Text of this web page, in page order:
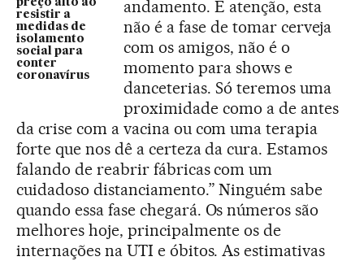
resistir a
medidas de
isolamento
social para
conter
coronavírus
andamento. E atenção, esta
não é a fase de tomar cerveja
com os amigos, não é o
momento para shows e
danceterias. Só teremos uma
proximidade como a de antes
da crise com a vacina ou com uma terapia
forte que nos dê a certeza da cura. Estamos
falando de reabrir fábricas com um
cuidadoso distanciamento.” Ninguém sabe
quando essa fase chegará. Os números são
melhores hoje, principalmente os de
internações na UTI e óbitos. As estimativas